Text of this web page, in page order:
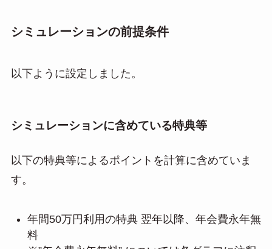
シミュレーションの前提条件
以下ように設定しました。
シミュレーションに含めている特典等
以下の特典等によるポイントを計算に含めていま
す。
年間50万円利用の特典 翌年以降、年会費永年無
料